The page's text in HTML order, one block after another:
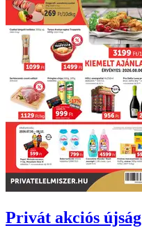
Privát akciós újság